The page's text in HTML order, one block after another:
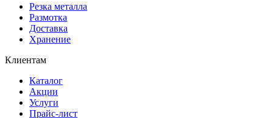
Резка металла
Размотка
Доставка
Хранение
Клиентам
Каталог
Акции
Услуги
Прайс-лист